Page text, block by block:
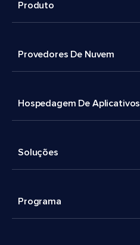
Produto
Provedores De Nuvem
Hospedagem De Aplicativos
Soluções
Programa